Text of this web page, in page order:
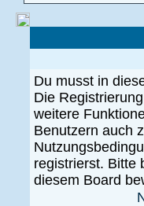
Du musst in
Die
weitere
Benutzern auch
registrierst. Bitte
diesem Board